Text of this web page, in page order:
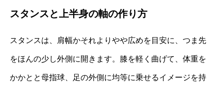
スタンスと上半身の軸の作り方
スタンスは、肩幅かそれよりやや広めを目安に、つま先
をほんの少し外側に開きます。膝を軽く曲げて、体重を
かかとと母指球、足の外側に均等に乗せるイメージを持